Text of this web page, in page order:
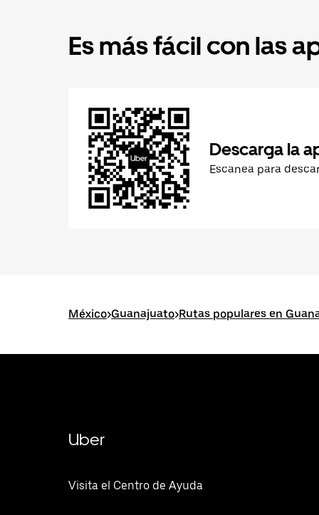
Es más fácil con las
Descarga la
Escanea para
México>Guanajuato>Rutas populares en
Uber
Visita el Centro de Ayuda